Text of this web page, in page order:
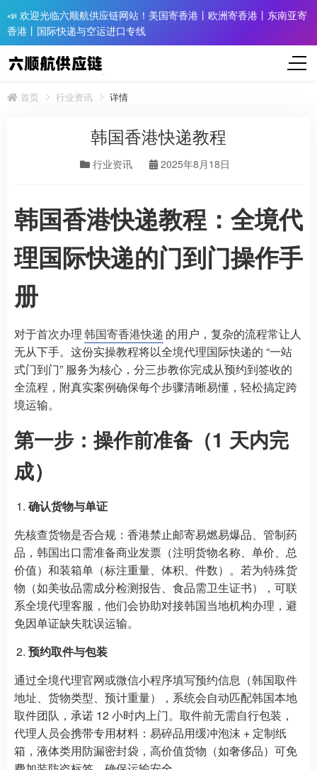
📣 欢迎光临六顺航供应链网站！美国寄香港丨欧洲寄香港丨东南亚寄
香港丨国际快递与空运进口专线
首页 行业资讯 详情
韩国香港快递教程
行业资讯 2025年8月18日
韩国香港快递教程：全境代
理国际快递的门到门操作手
册
对于首次办理韩国寄香港快递 的用户，复杂的流程常让人
无从下手。这份实操教程将以全境代理国际快递的 “一站
式门到门” 服务为核心，分三步教你完成从预约到签收的
全流程，附真实案例确保每个步骤清晰易懂，轻松搞定跨
境运输。
第一步：操作前准备（1 天内完
成）
确认货物与单证
先核查货物是否合规：香港禁止邮寄易燃易爆品、管制药
品，韩国出口需准备商业发票（注明货物名称、单价、总
价值）和装箱单（标注重量、体积、件数）。若为特殊货
物（如美妆品需成分检测报告、食品需卫生证书），可联
系全境代理客服，他们会协助对接韩国当地机构办理，避
免因单证缺失耽误运输。
预约取件与包装
通过全境代理官网或微信小程序填写预约信息（韩国取件
地址、货物类型、预计重量），系统会自动匹配韩国本地
取件团队，承诺 12 小时内上门。取件前无需自行包装，
代理人员会携带专用材料：易碎品用缓冲泡沫 + 定制纸
箱，液体类用防漏密封袋，高价值货物（如奢侈品）可免